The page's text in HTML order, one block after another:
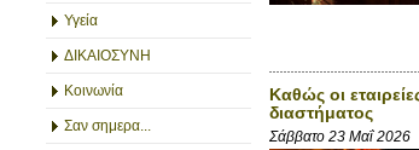
Υγεία
ΔΙΚΑΙΟΣΥΝΗ
Κοινωνία
Σαν σημερα...
Καθώς οι
διαστήματος
Σάββατο 23 Μαΐ 2026